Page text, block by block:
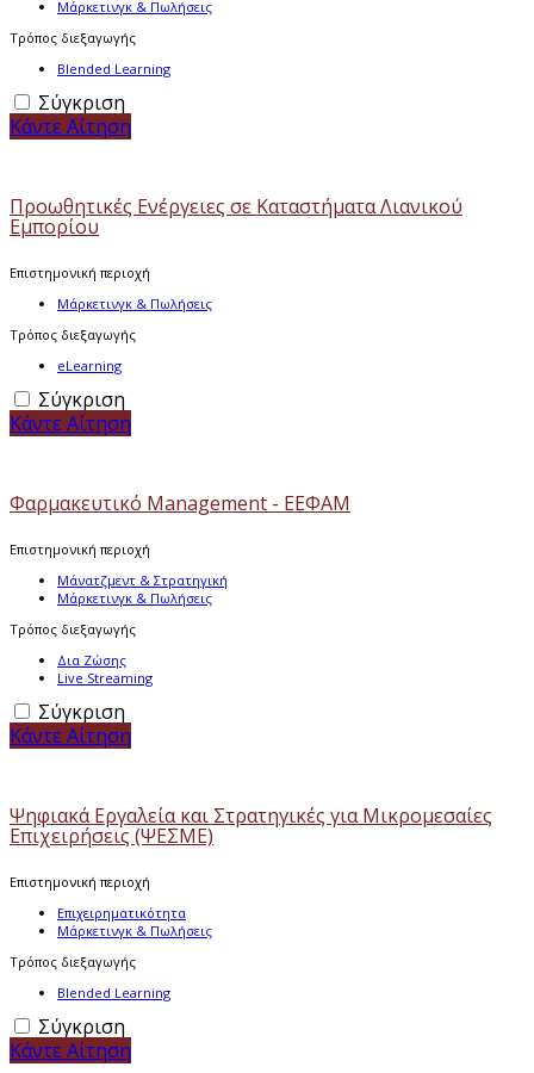
Μάρκετινγκ & Πωλήσεις
Τρόπος διεξαγωγής
Blended Learning
Σύγκριση
Κάντε Αίτηση
Προωθητικές Ενέργειες σε Καταστήματα Λιανικού
Εμπορίου
Επιστημονική περιοχή
Μάρκετινγκ & Πωλήσεις
Τρόπος διεξαγωγής
eLearning
Σύγκριση
Κάντε Αίτηση
Φαρμακευτικό Management - ΕΕΦΑΜ
Επιστημονική περιοχή
Μάνατζμεντ & Στρατηγική
Μάρκετινγκ & Πωλήσεις
Τρόπος διεξαγωγής
Δια Ζώσης
Live Streaming
Σύγκριση
Κάντε Αίτηση
Ψηφιακά Εργαλεία και Στρατηγικές για Μικρομεσαίες
Επιχειρήσεις (ΨΕΣΜΕ)
Επιστημονική περιοχή
Επιχειρηματικότητα
Μάρκετινγκ & Πωλήσεις
Τρόπος διεξαγωγής
Blended Learning
Σύγκριση
Κάντε Αίτηση